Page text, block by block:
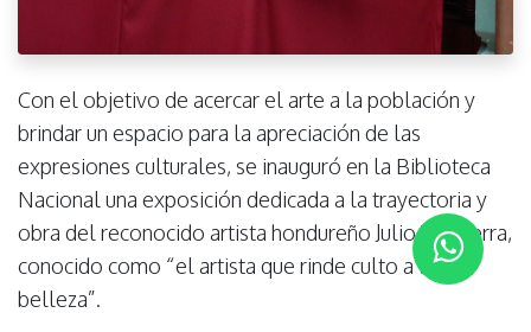
Con el objetivo de acercar el arte a la población y
brindar un espacio para la apreciación de las
expresiones culturales, se inauguró en la Biblioteca
Nacional una exposición dedicada a la trayectoria y
obra del reconocido artista hondureño Julio Visquerra,
conocido como “el artista que rinde culto a la
belleza”.